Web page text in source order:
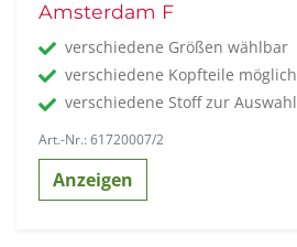
Amsterdam F
verschiedene Größen wählbar
verschiedene Kopfteile möglich
verschiedene Stoff zur Auswahl
Art.-Nr.: 61720007/2
Anzeigen